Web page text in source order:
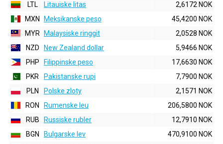
LTL
Litauiske litas
2,6172 NOK
MXN
Meksikanske peso
45,4200 NOK
MYR
Malaysiske ringgit
2,0528 NOK
NZD
New Zealand dollar
5,9466 NOK
PHP
Filippinske peso
17,6630 NOK
PKR
Pakistanske rupi
7,7900 NOK
PLN
Polske zloty
2,1571 NOK
RON
Rumenske leu
206,5800 NOK
RUB
Russiske rubler
12,7910 NOK
BGN
Bulgarske lev
470,9100 NOK